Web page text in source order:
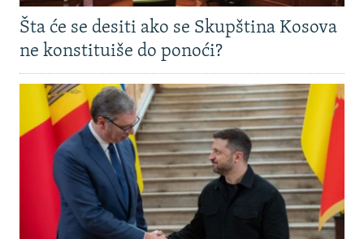
Šta će se desiti ako se Skupština Kosova
ne konstituiše do ponoći?